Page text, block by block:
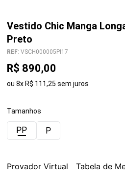
Vestido Chic Manga
Preto
REF: VSCH000005PI17
R$ 890,00
ou 8x R$ 111,25 sem juros
Tamanhos
PP P
Provador Virtual Tabela de